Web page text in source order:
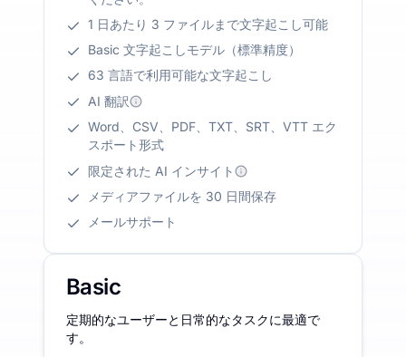
1 日あたり 3 ファイルまで文字起こし可能
Basic 文字起こしモデル（標準精度）
63 言語で利用可能な文字起こし
AI 翻訳
Word、CSV、PDF、TXT、SRT、VTT エク
スポート形式
限定された AI インサイト
メディアファイルを 30 日間保存
メールサポート
Basic
定期的なユーザーと日常的なタスクに最適で
す。